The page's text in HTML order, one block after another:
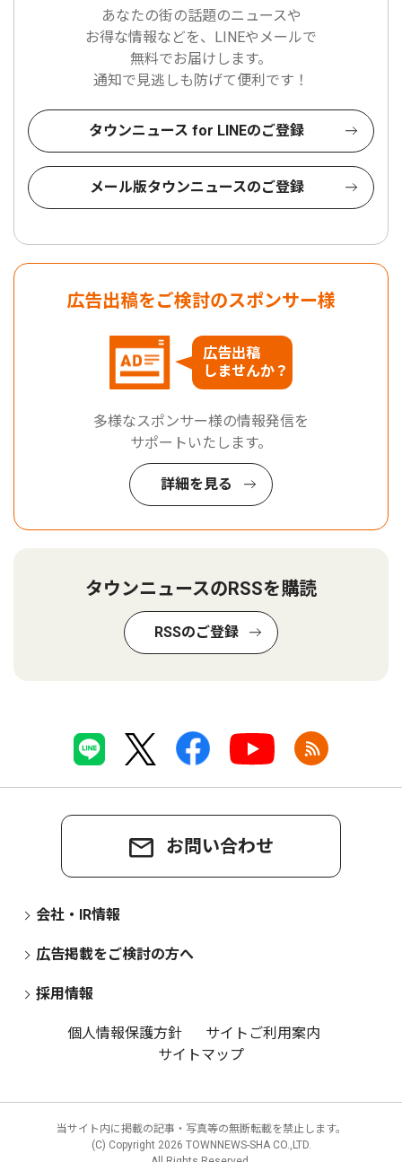
あなたの街の話題のニュースや
お得な情報などを、LINEやメールで
無料でお届けします。
通知で見逃しも防げて便利です！
タウンニュース for LINEのご登録
メール版タウンニュースのご登録
広告出稿をご検討のスポンサー様
広告出稿
しませんか？
多様なスポンサー様の情報発信を
サポートいたします。
詳細を見る
タウンニュースのRSSを購読
RSSのご登録
お問い合わせ
会社・IR情報
広告掲載をご検討の方へ
採用情報
個人情報保護方針
サイトご利用案内
サイトマップ
当サイト内に掲載の記事・写真等の無断転載を禁止します。
(C) Copyright 2026 TOWNNEWS-SHA CO.,LTD.